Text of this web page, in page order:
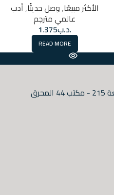
الأكثر مبيعًا,وصل حديثًا,أدب
عالمي مترجم
.د.ب1.375
READ MORE